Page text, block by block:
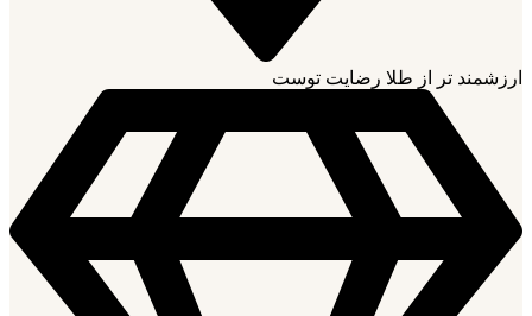
ارزشمند تر از طلا رضایت توست